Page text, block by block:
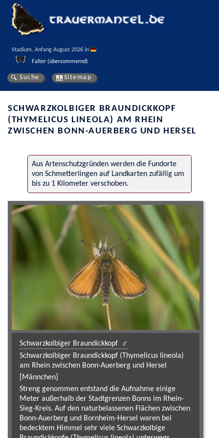
Stadium, Anfang August 2026 in
Falter (übersommernd)
Suche Sitemap
SCHWARZKOLBIGER BRAUNDICKKOPF
(THYMELICUS LINEOLA) AM RHEIN
ZWISCHEN BONN-AUERBERG UND HERSEL
Aus Artenschutzgründen werden die Fundorte
von Schmetterlingen auf Landkarten zufällig um
bis zu 1 Kilometer verschoben.
Schwarzkolbiger Braundickkopf
Schwarzkolbiger Braundickkopf (Thymelicus lineola)
am Rhein zwischen Bonn-Auerberg und Hersel
[Männchen]
Streng genommen entstand die Aufnahme einige
Meter außerhalb der Stadtgrenzen Bonns im Rhein-
Sieg-Kreis. Auf den naturbelassenen Flächen zwischen
Bonn-Auerberg und Bornheim-Hersel waren bei
bedecktem Himmel sehr viele Schwarzkolbige